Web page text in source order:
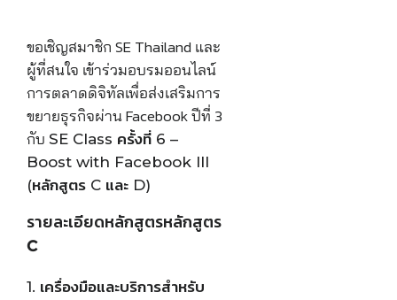
ขอเชิญสมาชิก SE Thailand และ
ผู้ที่สนใจ เข้าร่วมอบรมออนไลน์
การตลาดดิจิทัลเพื่อส่งเสริมการ
ขยายธุรกิจผ่าน Facebook ปีที่ 3
กับ SE Class ครั้งที่ 6 –
Boost with Facebook III
(หลักสูตร C และ D)
รายละเอียดหลักสูตรหลักสูตร
C
1. เครื่องมือและบริการสำหรับ